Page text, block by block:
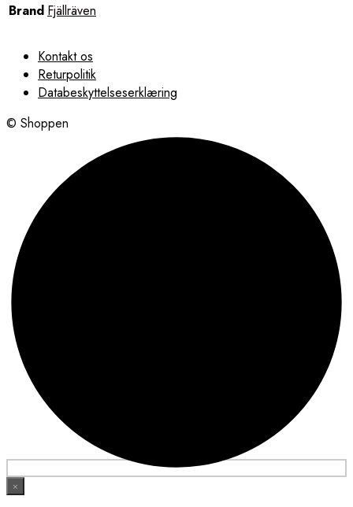
Brand Fjällräven
Kontakt os
Returpolitik
Databeskyttelseserklæring
© Shoppen
×